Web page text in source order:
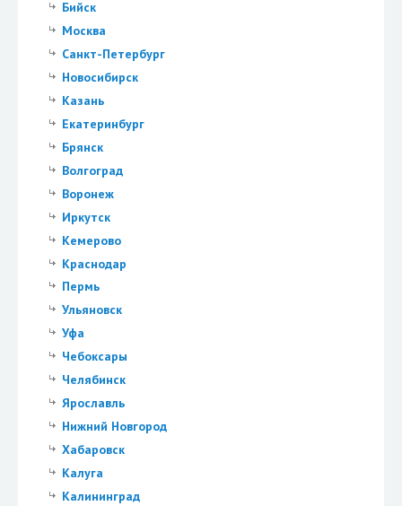
Бийск
Москва
Санкт-Петербург
Новосибирск
Казань
Екатеринбург
Брянск
Волгоград
Воронеж
Иркутск
Кемерово
Краснодар
Пермь
Ульяновск
Уфа
Чебоксары
Челябинск
Ярославль
Нижний Новгород
Хабаровск
Калуга
Калининград